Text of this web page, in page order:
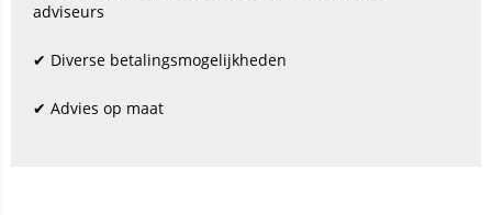
adviseurs
✔ Diverse betalingsmogelijkheden
✔ Advies op maat